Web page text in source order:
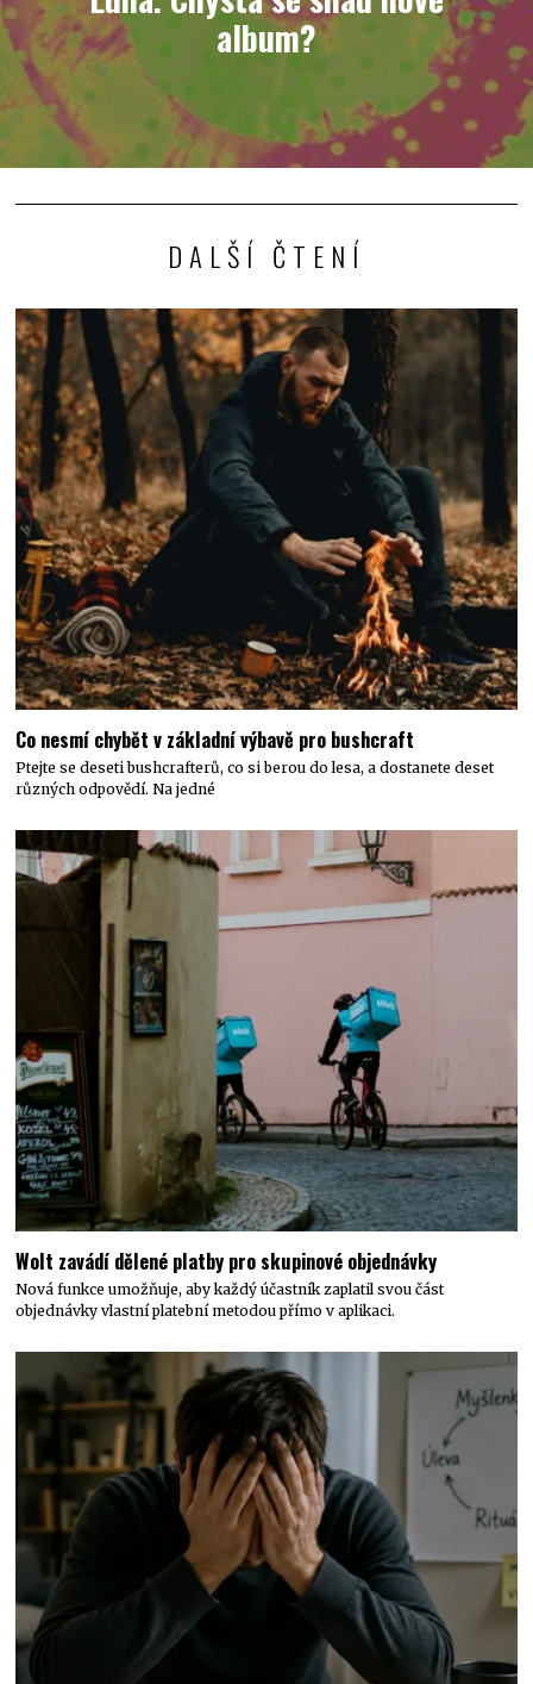
album?
DALŠÍ ČTENÍ
Co nesmí chybět v základní výbavě pro bushcraft
Ptejte se deseti bushcrafterů, co si berou do lesa, a dostanete deset
různých odpovědí. Na jedné
Wolt zavádí dělené platby pro skupinové objednávky
Nová funkce umožňuje, aby každý účastník zaplatil svou část
objednávky vlastní platební metodou přímo v aplikaci.